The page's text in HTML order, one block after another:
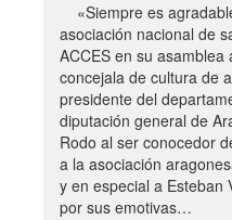
«Siempre es
asociación nacional de
ACCES en su
concejala de cultura de
presidente del
diputación general de
Rodo al ser conocedor
a la asociación
y en especial a Esteban
por sus emotivas…